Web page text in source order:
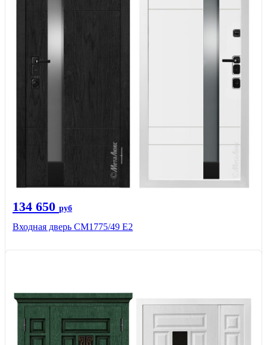
134 650 руб
Входная дверь СМ1775/49 Е2